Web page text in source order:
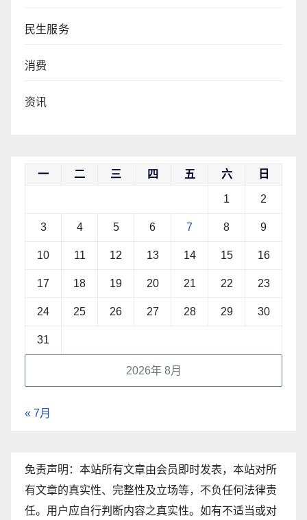
民生服务
消费
资讯
2026年 8月
一 二 三 四 五 六 日
1 2
3 4 5 6 7 8 9
10 11 12 13 14 15 16
17 18 19 20 21 22 23
24 25 26 27 28 29 30
31
« 7月
免责声明：本站所有文章由会员即时发表，本站对所
有文章的真实性、完整性及立场等，不负任何法律责
任。用户应自行判断内容之真实性。如有不适当或对